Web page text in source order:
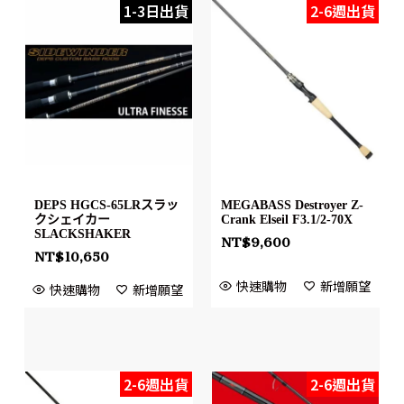
1-3日出貨
DEPS HGCS-65LRスラッ
クシェイカー
SLACKSHAKER
NT$10,650
快速購物 新增願望
2-6週出貨
MEGABASS Destroyer Z-
Crank Elseil F3.1/2-70X
NT$9,600
快速購物 新增願望
2-6週出貨 2-6週出貨